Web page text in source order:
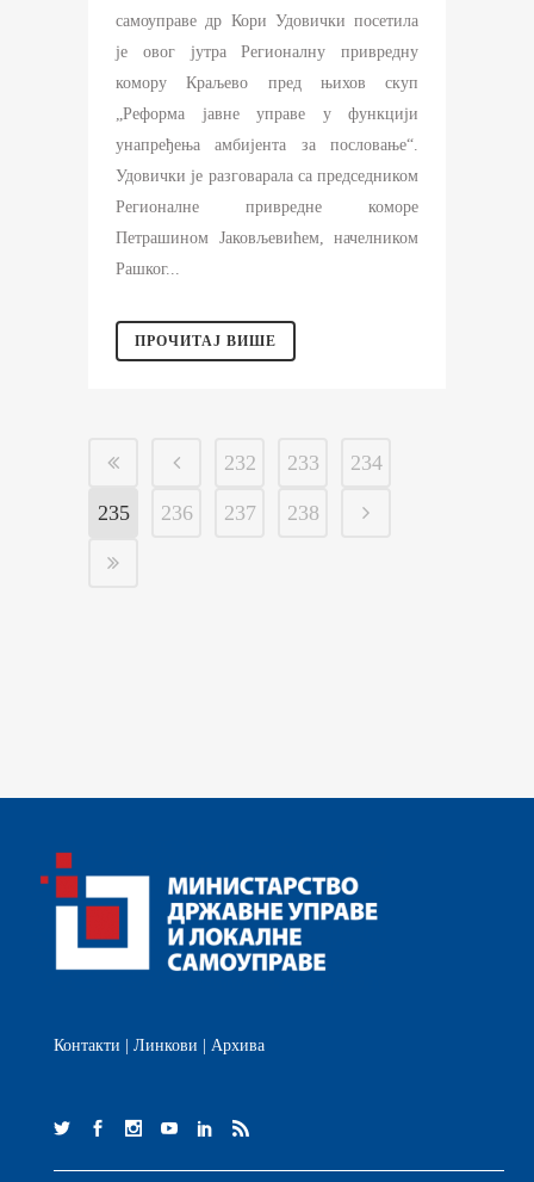
самоуправе др Кори Удовички посетила
је овог јутра Регионалну привредну
комору Краљево пред њихов скуп
„Реформа јавне управе у функцији
унапређења амбијента за пословање“.
Удовички је разговарала са председником
Регионалне привредне коморе
Петрашином Јаковљевићем, начелником
Рашког...
ПРОЧИТАЈ ВИШЕ
232 233 234
235 236 237 238
Контакти Линкови Архива